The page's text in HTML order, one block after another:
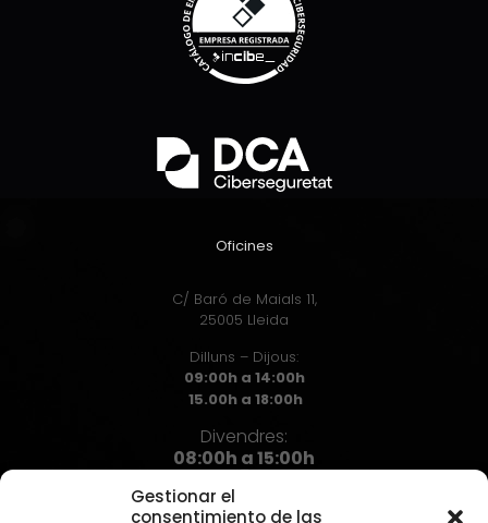
Gestionar el
consentimiento de las
Oficines
C/ Baró de Maials 11,
25005 Lleida
Dilluns – Dijous:
09:00h a 14:00h
15.00h a 18:00h
Divendres:
08:00h a 15:00h